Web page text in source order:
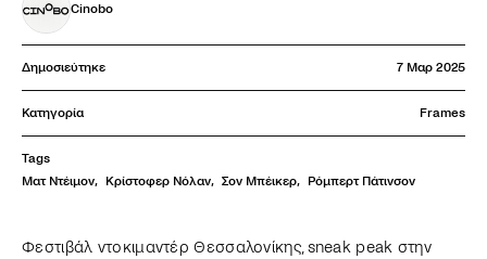
Cinobo
Δημοσιεύτηκε 7 Μαρ 2025
Κατηγορία Frames
Tags
Ματ Ντέιμον, Κρίστοφερ Νόλαν, Σον Μπέικερ, Ρόμπερτ Πάτινσον
Φεστιβάλ ντοκιμαντέρ Θεσσαλονίκης, sneak peak στην